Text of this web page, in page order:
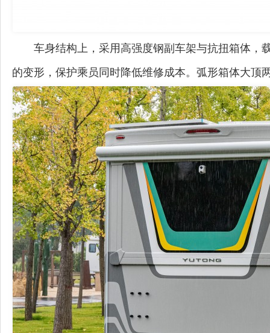
车身结构上，采用高强度钢副车架与抗扭箱体 ，
的变形，保护乘员同时降低维修成本。弧形箱体大